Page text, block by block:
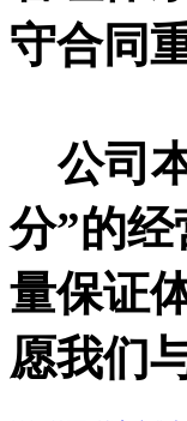
守合同
公司
分”的
量保证
愿我们